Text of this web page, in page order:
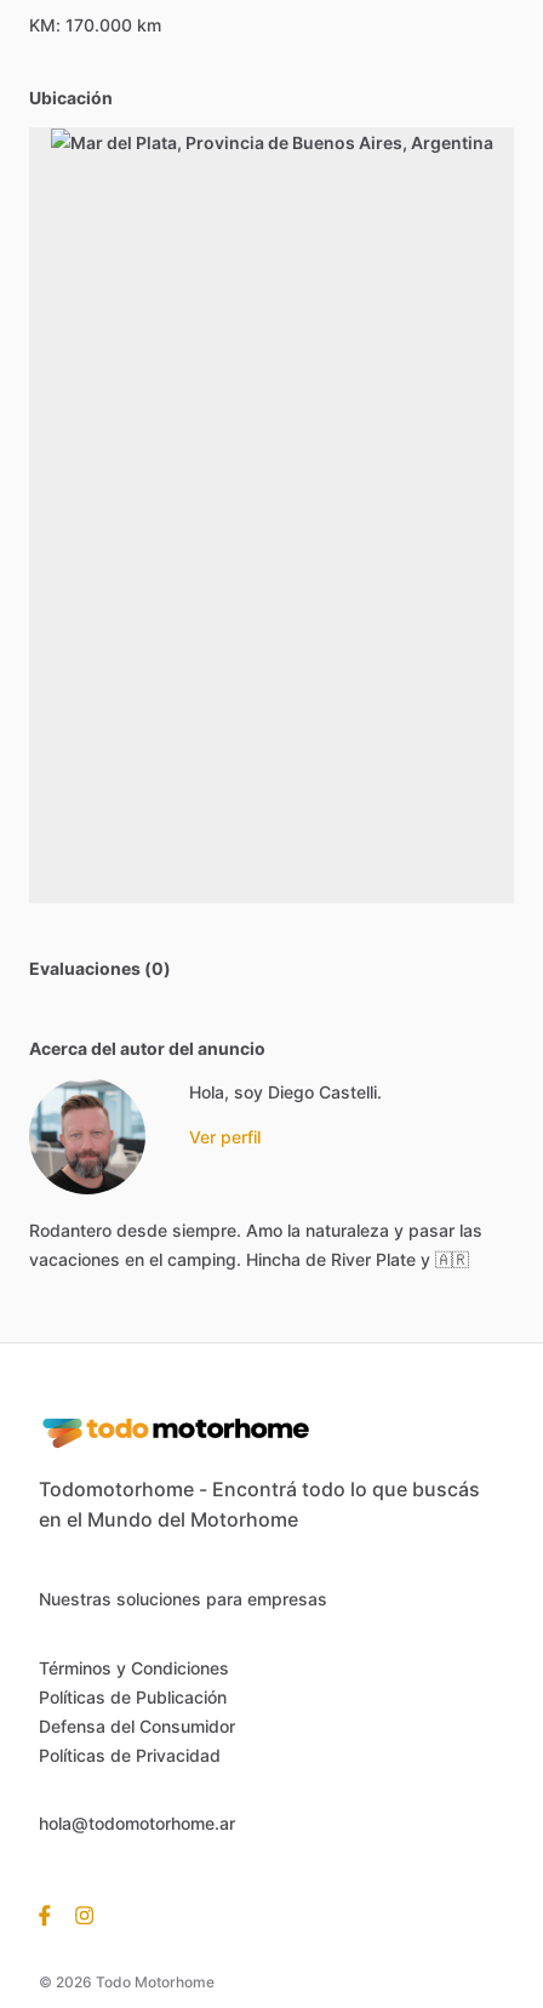
KM: 170.000 km
Ubicación
Evaluaciones (0)
Acerca del autor del anuncio
Hola, soy Diego Castelli.
Ver perfil
Rodantero desde siempre. Amo la naturaleza y pasar las
vacaciones en el camping. Hincha de River Plate y 🇦🇷
Todomotorhome - Encontrá todo lo que buscás
en el Mundo del Motorhome
© 2026 Todo Motorhome
Nuestras soluciones para empresas
Términos y Condiciones
Políticas de Publicación
Defensa del Consumidor
Políticas de Privacidad
hola@todomotorhome.ar